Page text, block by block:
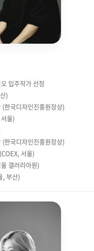
입주작가 선정
)
한국디자인진흥원장상)
울)
한국디자인진흥원장상)
서울)
갤러리아원)
, 부산)